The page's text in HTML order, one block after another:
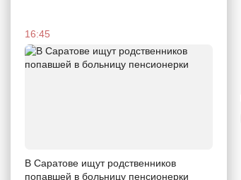
16:45
В Саратове ищут родственников
попавшей в больницу пенсионерки